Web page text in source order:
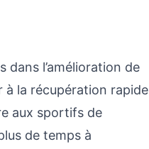
l’amélioration de
à la récupération rapide
aux sportifs de
de temps à